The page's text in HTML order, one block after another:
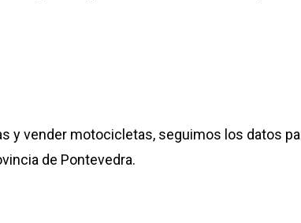
y vender motocicletas, seguimos los datos
de Pontevedra.